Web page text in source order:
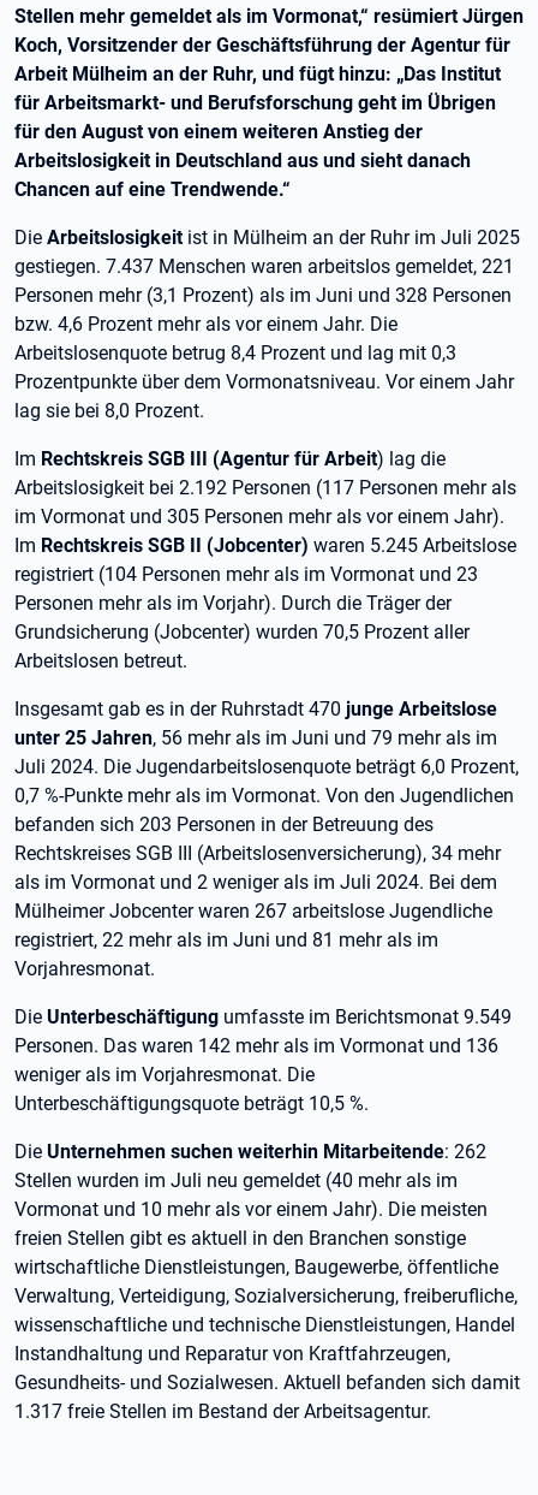
Stellen mehr gemeldet als im Vormonat,“ resümiert Jürgen
Koch, Vorsitzender der Geschäftsführung der Agentur für
Arbeit Mülheim an der Ruhr, und fügt hinzu: „Das Institut
für Arbeitsmarkt- und Berufsforschung geht im Übrigen
für den August von einem weiteren Anstieg der
Arbeitslosigkeit in Deutschland aus und sieht danach
Chancen auf eine Trendwende.“
Die Arbeitslosigkeit ist in Mülheim an der Ruhr im Juli 2025
gestiegen. 7.437 Menschen waren arbeitslos gemeldet, 221
Personen mehr (3,1 Prozent) als im Juni und 328 Personen
bzw. 4,6 Prozent mehr als vor einem Jahr. Die
Arbeitslosenquote betrug 8,4 Prozent und lag mit 0,3
Prozentpunkte über dem Vormonatsniveau. Vor einem Jahr
lag sie bei 8,0 Prozent.
Im Rechtskreis SGB III (Agentur für Arbeit) lag die
Arbeitslosigkeit bei 2.192 Personen (117 Personen mehr als
im Vormonat und 305 Personen mehr als vor einem Jahr).
Im Rechtskreis SGB II (Jobcenter) waren 5.245 Arbeitslose
registriert (104 Personen mehr als im Vormonat und 23
Personen mehr als im Vorjahr). Durch die Träger der
Grundsicherung (Jobcenter) wurden 70,5 Prozent aller
Arbeitslosen betreut.
Insgesamt gab es in der Ruhrstadt 470 junge Arbeitslose
unter 25 Jahren, 56 mehr als im Juni und 79 mehr als im
Juli 2024. Die Jugendarbeitslosenquote beträgt 6,0 Prozent,
0,7 %-Punkte mehr als im Vormonat. Von den Jugendlichen
befanden sich 203 Personen in der Betreuung des
Rechtskreises SGB III (Arbeitslosenversicherung), 34 mehr
als im Vormonat und 2 weniger als im Juli 2024. Bei dem
Mülheimer Jobcenter waren 267 arbeitslose Jugendliche
registriert, 22 mehr als im Juni und 81 mehr als im
Vorjahresmonat.
Die Unterbeschäftigung umfasste im Berichtsmonat 9.549
Personen. Das waren 142 mehr als im Vormonat und 136
weniger als im Vorjahresmonat. Die
Unterbeschäftigungsquote beträgt 10,5 %.
Die Unternehmen suchen weiterhin Mitarbeitende: 262
Stellen wurden im Juli neu gemeldet (40 mehr als im
Vormonat und 10 mehr als vor einem Jahr). Die meisten
freien Stellen gibt es aktuell in den Branchen sonstige
wirtschaftliche Dienstleistungen, Baugewerbe, öffentliche
Verwaltung, Verteidigung, Sozialversicherung, freiberufliche,
wissenschaftliche und technische Dienstleistungen, Handel
Instandhaltung und Reparatur von Kraftfahrzeugen,
Gesundheits- und Sozialwesen. Aktuell befanden sich damit
1.317 freie Stellen im Bestand der Arbeitsagentur.